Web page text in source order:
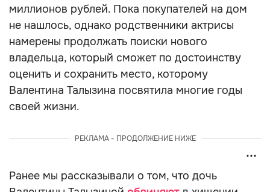
миллионов рублей. Пока покупателей на дом
не нашлось, однако родственники актрисы
намерены продолжать поиски нового
владельца, который сможет по достоинству
оценить и сохранить место, которому
Валентина Талызина посвятила многие годы
своей жизни.
РЕКЛАМА - ПРОДОЛЖЕНИЕ НИЖЕ
Ранее мы рассказывали о том, что дочь